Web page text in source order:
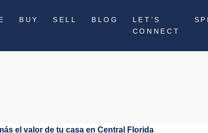
BUY SELL BLOG
LET’S
CONNECT